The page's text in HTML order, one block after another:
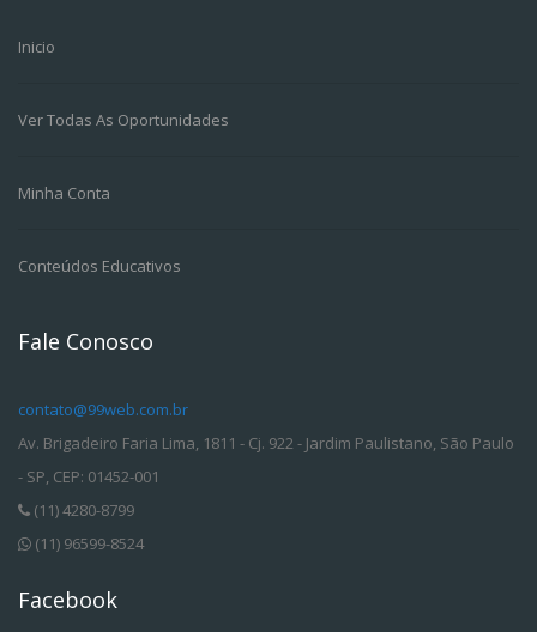
Inicio
Ver Todas As Oportunidades
Minha Conta
Conteúdos Educativos
Fale Conosco
contato@99web.com.br
Av. Brigadeiro Faria Lima, 1811 - Cj. 922 - Jardim Paulistano, São Paulo
- SP, CEP: 01452-001
(11) 4280-8799
(11) 96599-8524
Facebook